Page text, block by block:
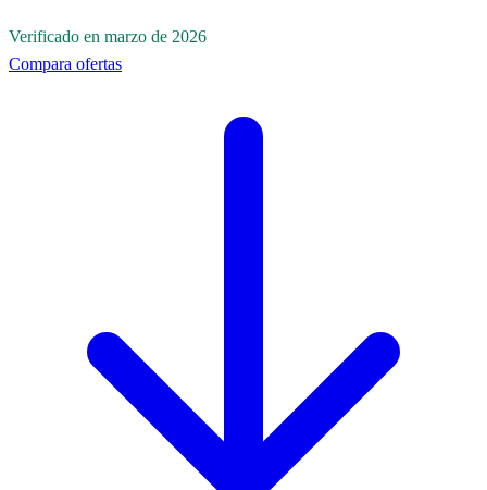
Verificado en marzo de 2026
Compara ofertas